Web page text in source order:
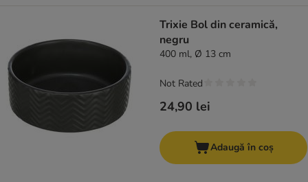
Trixie Bol din ceramică,
negru
400 ml, Ø 13 cm
24,90 lei
Not Rated
Adaugă în coș